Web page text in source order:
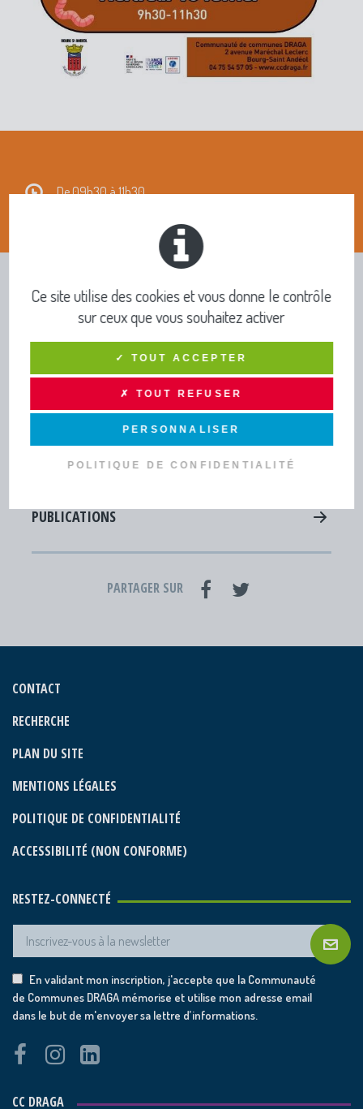
De 09h30 à 11h30
INFOS PRATIQUES ET
PUBLICATIONS
TOUTE L’INFO DRAGA
Lettres d'infos - Newsletters
Agenda
Concert musiques actuelles - Viviers
PUBLICATIONS
PARTAGER SUR
CONTACT
RECHERCHE
PLAN DU SITE
MENTIONS LÉGALES
POLITIQUE DE CONFIDENTIALITÉ
ACCESSIBILITÉ (NON CONFORME)
RESTEZ-CONNECTÉ
En validant mon inscription, j'accepte que la Communauté
de Communes DRAGA mémorise et utilise mon adresse email
dans le but de m'envoyer sa lettre d’informations.
CC DRAGA
Ce site utilise des cookies et vous donne le contrôle
sur ceux que vous souhaitez activer
✓ TOUT ACCEPTER
✗ TOUT REFUSER
PERSONNALISER
POLITIQUE DE CONFIDENTIALITÉ